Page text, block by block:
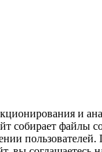
и
собирает файлы